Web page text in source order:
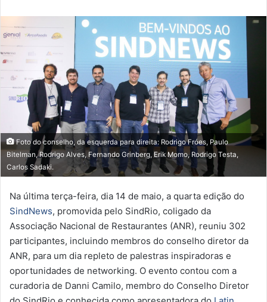
Foto do conselho, da esquerda para direita: Rodrigo Fróes, Paulo
Bitelman, Rodrigo Alves, Fernando Grinberg, Erik Momo, Rodrigo Testa,
Carlos Sadaki.
Na última terça-feira, dia 14 de maio, a quarta edição do
SindNews, promovida pelo SindRio, coligado da
Associação Nacional de Restaurantes (ANR), reuniu 302
participantes, incluindo membros do conselho diretor da
ANR, para um dia repleto de palestras inspiradoras e
oportunidades de networking. O evento contou com a
curadoria de Danni Camilo, membro do Conselho Diretor